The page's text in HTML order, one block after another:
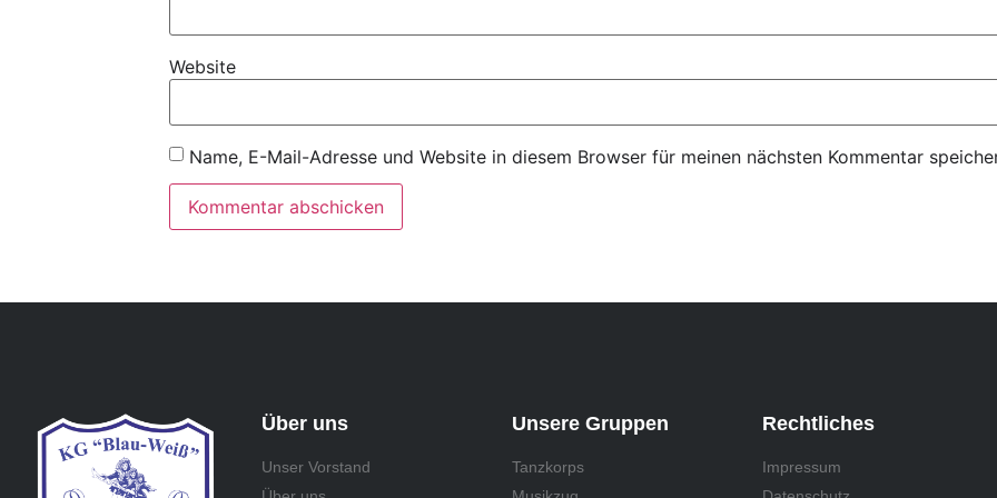
Website
Name, E-Mail-Adresse und Website in diesem Browser für meinen nächsten Kommentar
Über uns
Unser Vorstand
Unsere Gruppen
Tanzkorps
Rechtliches
Impressum